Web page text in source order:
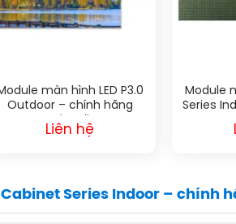
màn hình LED P3.0
Outdoor – chính hãng
Qiangli
Liên hệ
Module
Series
Series Indoor – chính